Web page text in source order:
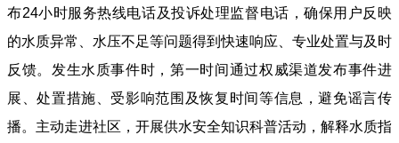
布24小时服务热线电话及投诉处理监督电话，确保用户反映
的水质异常、水压不足等问题得到快速响应、专业处置与及时
反馈。发生水质事件时，第一时间通过权威渠道发布事件进
展、处置措施、受影响范围及恢复时间等信息，避免谣言传
播。主动走进社区，开展供水安全知识科普活动，解释水质指